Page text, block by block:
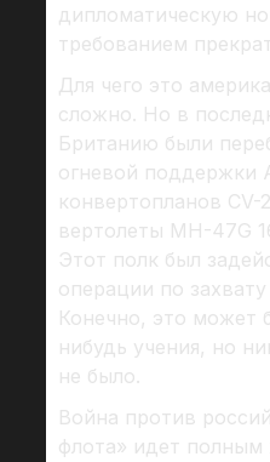
дипломатическую
требованием
Для чего это
сложно. Но в
Британию были
огневой поддержки
конвертопланов CV-
вертолеты MH-47G
Этот полк был
операции по захвату
Конечно, это может
нибудь учения, но
не было.
Война против
флота» идет